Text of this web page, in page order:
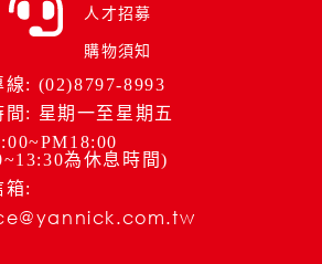
人才招募
購物須知
線: (02)8797-8993
間: 星期一至星期五
為休息時間)
箱: